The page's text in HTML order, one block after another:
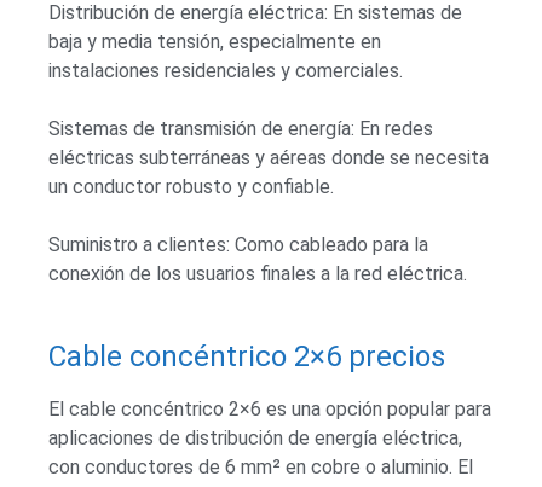
Distribución de energía eléctrica: En sistemas de
baja y media tensión, especialmente en
instalaciones residenciales y comerciales.
Sistemas de transmisión de energía: En redes
eléctricas subterráneas y aéreas donde se necesita
un conductor robusto y confiable.
Suministro a clientes: Como cableado para la
conexión de los usuarios finales a la red eléctrica.
Cable concéntrico 2×6 precios
El cable concéntrico 2×6 es una opción popular para
aplicaciones de distribución de energía eléctrica,
con conductores de 6 mm² en cobre o aluminio. El